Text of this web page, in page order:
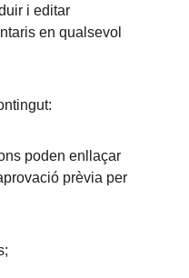
i editar
en qualsevol
poden enllaçar
prèvia per